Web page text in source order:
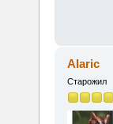
Alaric
Старожил